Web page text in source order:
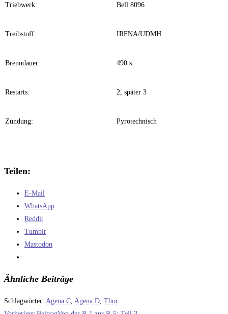
Triebwerk: Bell 8096
Treibstoff: IRFNA/UDMH
Brenndauer: 490 s
Restarts: 2, später 3
Zündung: Pyrotechnisch
Teilen:
E-Mail
WhatsApp
Reddit
Tumblr
Mastodon
Ähnliche Beiträge
Schlagwörter: Agena C Agena D Thor